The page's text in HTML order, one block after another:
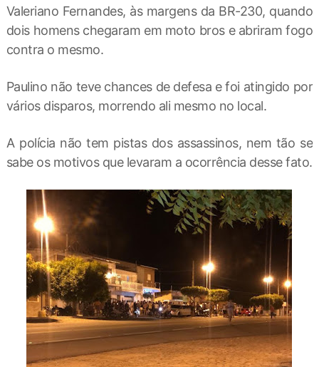
Valeriano Fernandes, às margens da BR-230, quando
dois homens chegaram em moto bros e abriram fogo
contra o mesmo.
Paulino não teve chances de defesa e foi atingido por
vários disparos, morrendo ali mesmo no local.
A polícia não tem pistas dos assassinos, nem tão se
sabe os motivos que levaram a ocorrência desse fato.